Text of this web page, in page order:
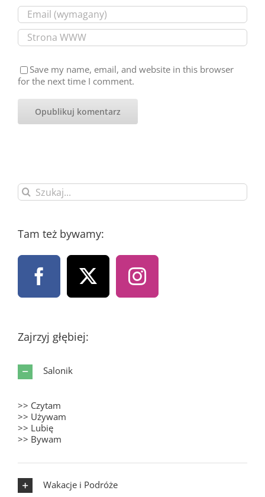
Save my name, email, and website in this browser
for the next time I comment.
Szukaj
Tam też bywamy:
Zajrzyj głębiej:
Salonik
>> Czytam
>> Używam
>> Lubię
>> Bywam
Wakacje i Podróże